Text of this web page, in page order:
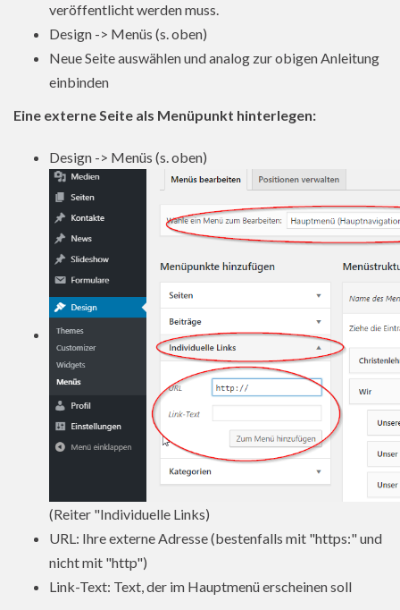
veröffentlicht werden muss.
Design -> Menüs (s. oben)
Neue Seite auswählen und analog zur obigen Anleitung
einbinden
Eine externe Seite als Menüpunkt hinterlegen:
Design -> Menüs (s. oben)
(Reiter "Individuelle Links)
URL: Ihre externe Adresse (bestenfalls mit "https:" und
nicht mit "http")
Link-Text: Text, der im Hauptmenü erscheinen soll